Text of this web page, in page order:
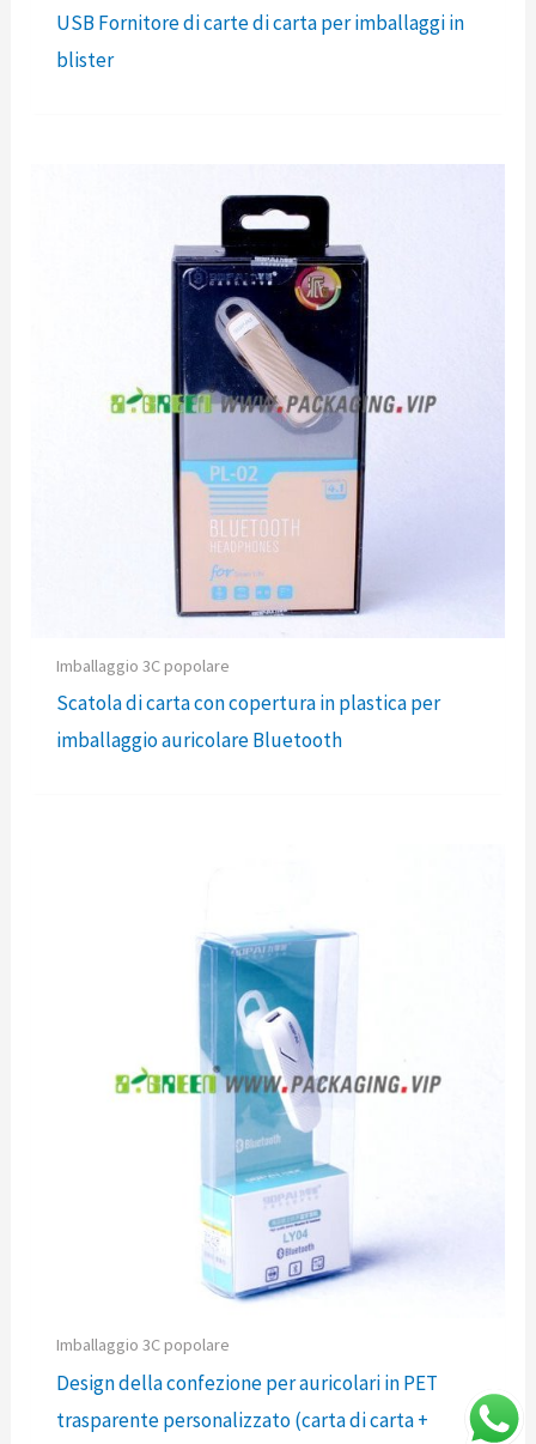
USB Fornitore di carte di carta per imballaggi in
blister
Imballaggio 3C popolare
Scatola di carta con copertura in plastica per
imballaggio auricolare Bluetooth
Imballaggio 3C popolare
Design della confezione per auricolari in PET
trasparente personalizzato (carta di carta +